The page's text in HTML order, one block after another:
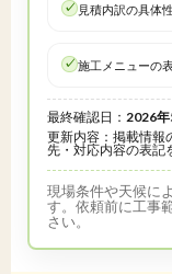
見積内訳の具体性
施工メニューの
最終確認日： 2026
更新内容：掲載情報
先・対応内容の表記
現場条件や天候に
す。依頼前に工事
さい。